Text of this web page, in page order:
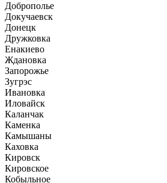
Доброполье
Докучаевск
Донецк
Дружковка
Енакиево
Ждановка
Запорожье
Зугрэс
Ивановка
Иловайск
Каланчак
Каменка
Камышаны
Каховка
Кировск
Кировское
Кобыльное